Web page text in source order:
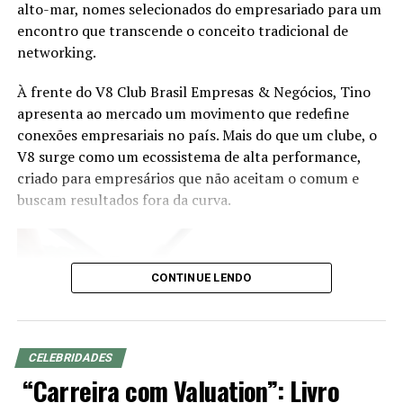
competências pode preparar os profissionais para atuar
em segmentos estratégicos da economia brasileira e
acompanhar a evolução das demandas dos investidores.
Eduardo Vanin, Estrategista Sênior de Agricultura da
Marex e Analista do Complexo Soja, abordará o cenário
atual do agronegócio, as oportunidades que o setor abre
para assessores de investimento, os movimentos de
mercado que impactam investidores e como os
profissionais podem ampliar as conversas com seus
agrícolas e derivativos, Vanin atende atualmente
grandes fundos de investimento no Brasil e na China,
agronegócio.
O evento será realizado de forma presencial, às 19h,
alto-mar, nomes selecionados do empresariado para um
encontro que transcende o conceito tradicional de
networking.
À frente do V8 Club Brasil Empresas & Negócios, Tino
apresenta ao mercado um movimento que redefine
conexões empresariais no país. Mais do que um clube, o
V8 surge como um ecossistema de alta performance,
criado para empresários que não aceitam o comum e
buscam resultados fora da curva.
CONTINUE LENDO
CELEBRIDADES
“Carreira com Valuation”: Livro